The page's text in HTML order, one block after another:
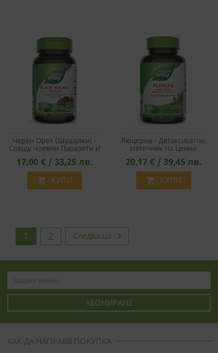
Черен Орех (шушулки) -
Срещу Чревни Паразити И
Чревна Кандидоза, 450 Mg,
100 Капсули
17,00 € / 33,25 лв.
 КУПИ
Люцерна - Детоксикатор,
Източник На Ценни
Нутриенти, 405 Mg, 100
Капсули
20,17 € / 39,45 лв.
 КУПИ
1 2 Следваща 
КАК ДА НАПРАВЯ ПОКУПКА
НЕКЛАСИФИЦИРАНИ